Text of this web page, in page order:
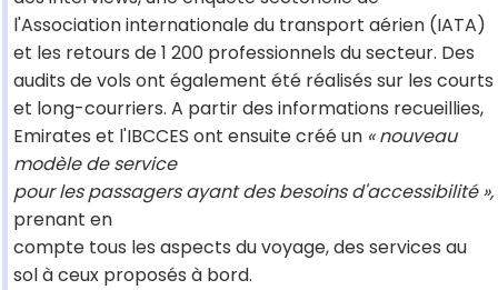
l'Association internationale du transport aérien (IATA)
et les retours de 1 200 professionnels du secteur. Des
audits de vols ont également été réalisés sur les courts
et long-courriers. A partir des informations recueillies,
Emirates et l'IBCCES ont ensuite créé un « nouveau
modèle de service
pour les passagers ayant des besoins d'accessibilité »,
prenant en
compte tous les aspects du voyage, des services au
sol à ceux proposés à bord.